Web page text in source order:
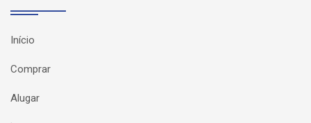
Início
Comprar
Alugar